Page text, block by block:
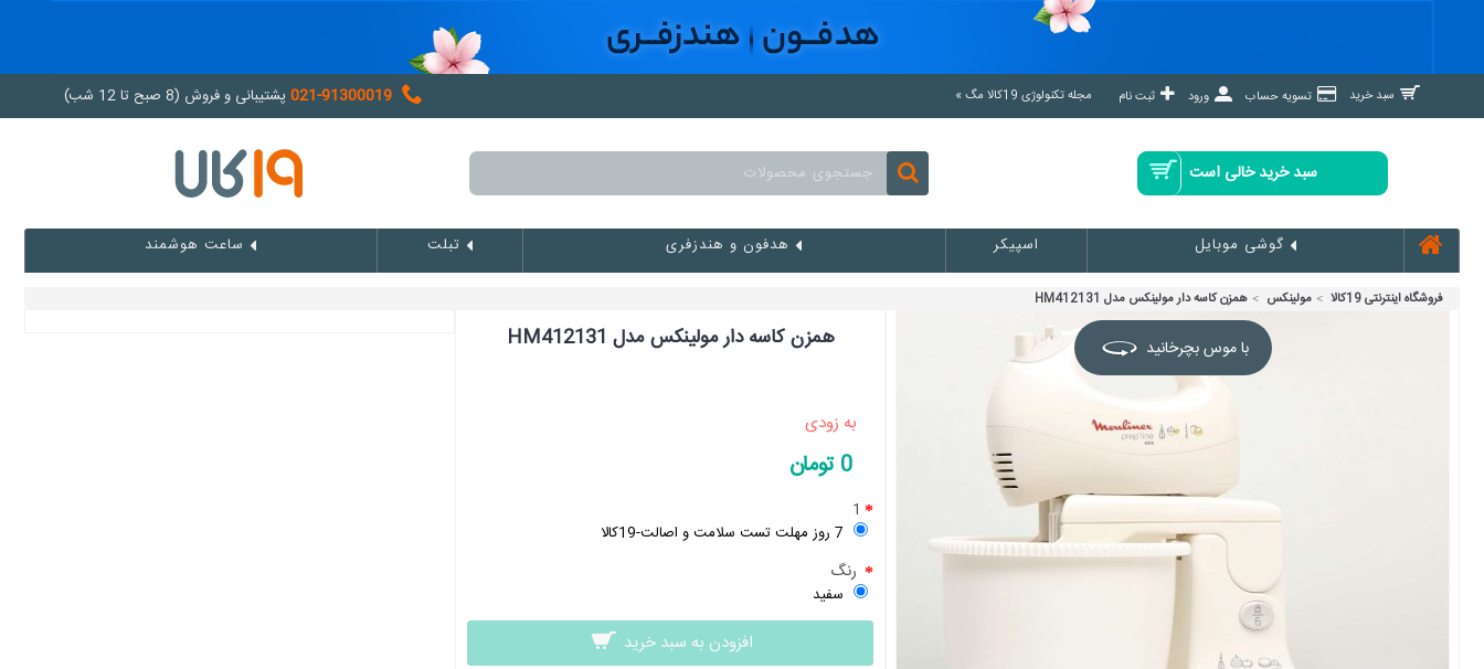
سبد خرید تسویه حساب ورود ثبت نام مجله تکنولوژی 19کالا مگ » پشتیبانی و فروش (8 صبح تا 12 شب)
سبد خرید خالی است
گوشی موبایل اسپیکر هدفون و هندزفری تبلت ساعت هوشمند
فروشگاه اینترنتی 19کالا مولینکس همزن کاسه دار مولینکس مدل HM412131
با موس بچرخانید همزن کاسه دار مولینکس مدل HM412131
به زودی
0 تومان
1
7 روز مهلت تست سلامت و اصالت-19کالا
رنگ
سفید
افزودن به سبد خرید